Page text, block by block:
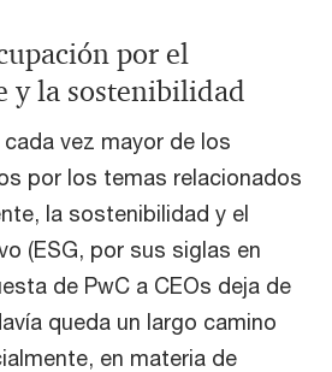
por el
y la sostenibilidad
vez mayor de los
por los temas relacionados
la sostenibilidad y el
(ESG, por sus siglas en
de PwC a CEOs deja de
queda un largo camino
en materia de